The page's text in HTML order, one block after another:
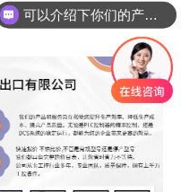
可以介绍下你们的产品么
你们是怎么收费的呢